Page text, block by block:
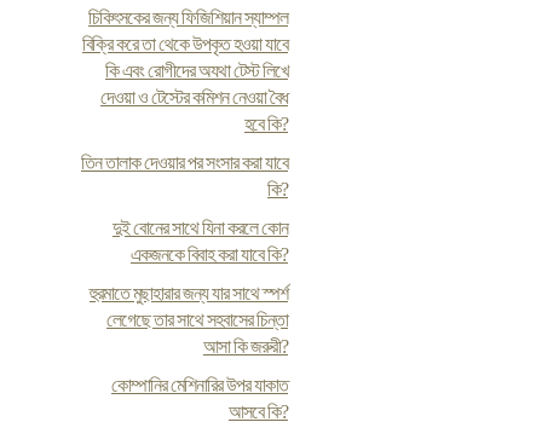
চিকিৎসকের জন্য ফিজিশিয়ান স্যাম্পল
বিক্রি করে তা থেকে উপকৃত হওয়া যাবে
কি এবং রোগীদের অযথা টেস্ট লিখে
দেওয়া ও টেস্টের কমিশন নেওয়া বৈধ
হবে কি?
তিন তালাক দেওয়ার পর সংসার করা যাবে
কি?
দুই বোনের সাথে যিনা করলে কোন
একজনকে বিবাহ করা যাবে কি?
হুরমাতে মুছাহারার জন্য যার সাথে স্পর্শ
লেগেছে তার সাথে সহবাসের চিন্তা
আসা কি জরুরী?
কোম্পানির মেশিনারির উপর যাকাত
আসবে কি?